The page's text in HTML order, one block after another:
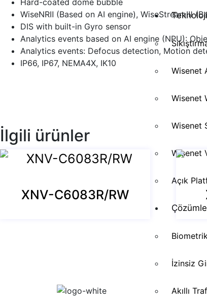
Teknoloji
Wisenet
Wisenet
Wisenet
Wisenet
Açık
İzinsiz
Akıllı
WiseNRⅡ (Based on AI engine), WiseStreamⅢ
DIS with built-in Gyro sensor
Analytics events based on AI engine (NPU):
Analytics events: Defocus detection, Motion
IP66, IP67, NEMA4X, IK10
İlgili ürünler
XNV-C6083R/RW